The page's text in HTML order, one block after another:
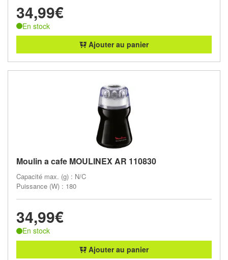
34,99€
En stock
Ajouter au panier
Moulin a cafe MOULINEX AR 110830
Capacité max. (g) : N/C
Puissance (W) : 180
34,99€
En stock
Ajouter au panier